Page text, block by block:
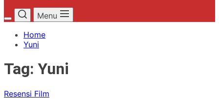
Menu
Home
Yuni
Tag: Yuni
Resensi Film